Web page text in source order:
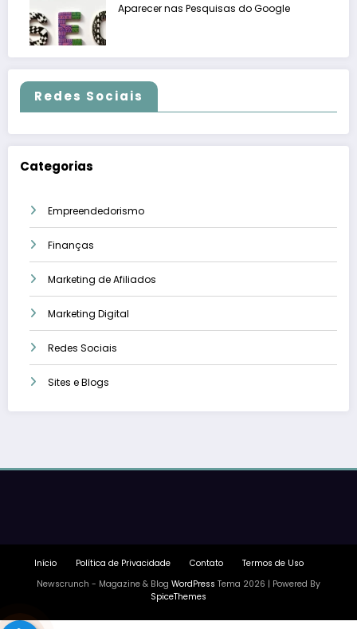
Aparecer nas Pesquisas do Google
Redes Sociais
Categorias
Empreendedorismo
Finanças
Marketing de Afiliados
Marketing Digital
Redes Sociais
Sites e Blogs
Início Política de Privacidade Contato
Termos de Uso
Newscrunch - Magazine & Blog WordPress Tema 2026 | Powered By
SpiceThemes